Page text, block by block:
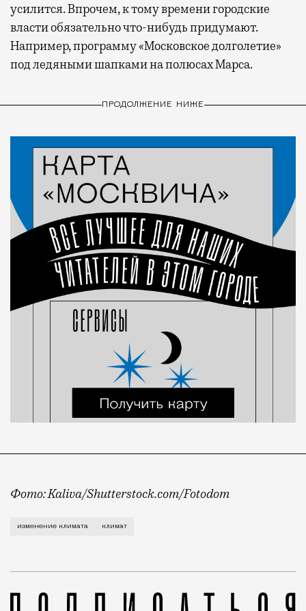
усилится. Впрочем, к тому времени городские
власти обязательно что-нибудь придумают.
Например, программу «Московское долголетие»
под ледяными шапками на полюсах Марса.
ПРОДОЛЖЕНИЕ НИЖЕ
Фото: Kaliva/Shutterstock.com/Fotodom
С таким эсхатологическим прогнозом в
изменение климата климат